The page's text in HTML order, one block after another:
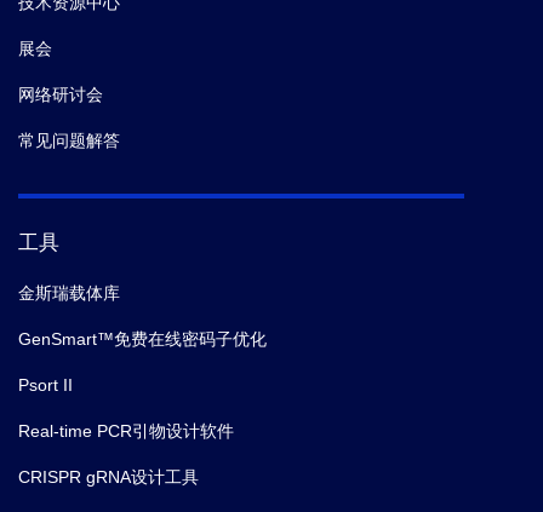
展会
网络研讨会
常见问题解答
工具
金斯瑞载体库
GenSmart™免费在线密码子优化
Psort II
Real-time PCR引物设计软件
CRISPR gRNA设计工具